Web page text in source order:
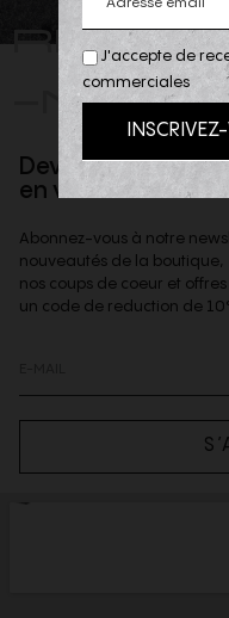
-NOUS
Devenez client
en vous inscrivant
Abonnez-vous à notre
nouveautés de la boutique,
nos coups de coeur et
un code de reduction de
J'accepte de
commerciales